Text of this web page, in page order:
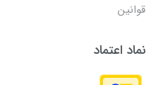
قوانین
نماد اعتماد